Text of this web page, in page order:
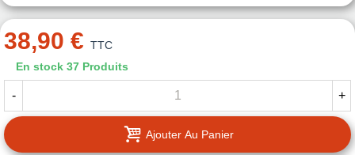
38,90 € TTC
En stock 37 Produits
- +
Ajouter Au Panier